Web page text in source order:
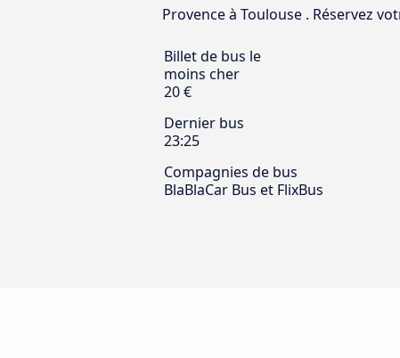
Provence à Toulouse . Réservez
Billet de bus le
moins cher
20 €
Dernier bus
23:25
Compagnies de bus
BlaBlaCar Bus et FlixBus